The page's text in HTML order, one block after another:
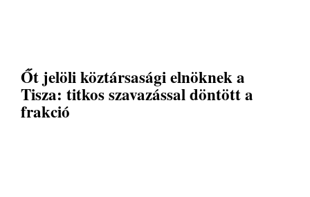
Őt jelöli köztársasági elnöknek a
Tisza: titkos szavazással döntött a
frakció